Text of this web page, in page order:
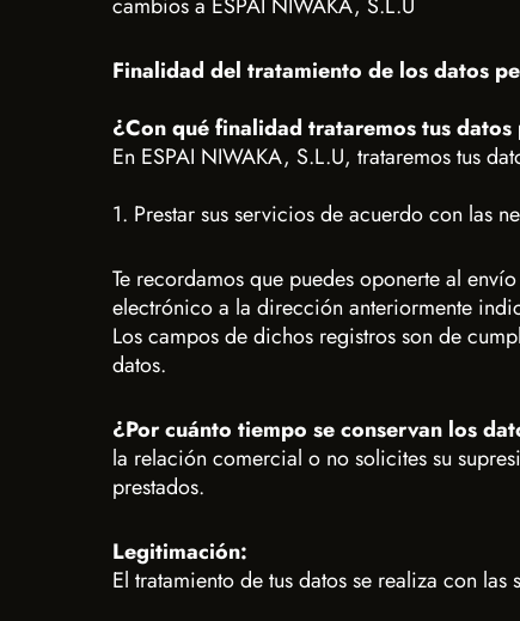
Finalidad del tratamiento de los datos
¿Con qué finalidad trataremos tus datos
En ESPAI NIWAKA, S.L.U, trataremos tus
1. Prestar sus servicios de acuerdo con las
Te recordamos que puedes oponerte al
electrónico a la dirección anteriormente
Los campos de dichos registros son de
datos.
¿Por cuánto tiempo se conservan los
la relación comercial o no solicites su
prestados.
Legitimación:
El tratamiento de tus datos se realiza con